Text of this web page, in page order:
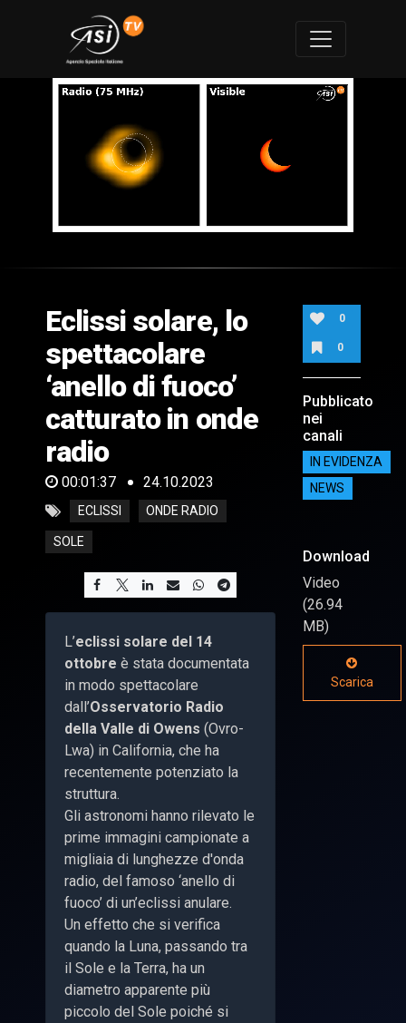
of
37
seconds
Eclissi solare, lo
spettacolare
‘anello di fuoco’
catturato in onde
radio
00:01:37 24.10.2023
ECLISSI ONDE RADIO
SOLE
L’eclissi solare del 14
ottobre è stata documentata
in modo spettacolare
dall’Osservatorio Radio
della Valle di Owens (Ovro-
Lwa) in California, che ha
recentemente potenziato la
struttura.
Gli astronomi hanno rilevato le
prime immagini campionate a
migliaia di lunghezze d'onda
radio, del famoso ‘anello di
fuoco’ di un’eclissi anulare.
Un effetto che si verifica
quando la Luna, passando tra
il Sole e la Terra, ha un
diametro apparente più
piccolo del Sole poiché si
0
0
Pubblicato
nei
canali
IN EVIDENZA
NEWS
Download
Video
(26.94
MB)
Scarica